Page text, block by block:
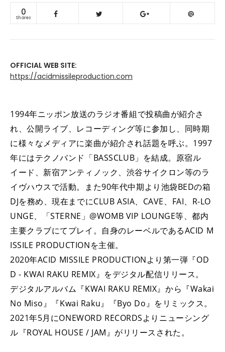
0
Shares
OFFICIAL WEB SITE:
https://acidmissileproduction.com
1994年ニッポン放送のラジオ番組で投稿曲が紹介さ
れ、公開ライブ、レコーディング等に参加し、同時期
に様々なメディアに楽曲が紹介され話題を呼ぶ。1997
年にはテクノバンド「BASSCLUB」を結成。原宿ル
イード、新宿アンティノック、渋谷サイクロン等のラ
イヴハウスで活動。また90年代中期より池袋BEDの箱
DJを務め、現在までにCLUB ASIA、CAVE、FAI、R-LO
UNGE、「STERNE」@WOMB VIP LOUNGE等、都内
主要クラブにてプレイ。自身のレーベルであるACID M
ISSILE PRODUCTIONを主催。
2020年ACID MISSILE PRODUCTIONより第一弾『OD
D - KWAI RAKU REMIX』をデジタル配信リリース。
デジタルアルバム『KWAI RAKU REMIX』から『Wakai
No Miso』『Kwai Raku』『Byo Do』をリミックス。
2021年5月にONEWORD RECORDSよりニューシング
ル『ROYAL HOUSE / JAM』がリリースされた。